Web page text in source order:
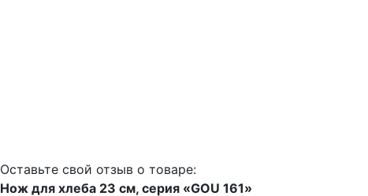
Оставьте свой отзыв о товаре:
Нож для хлеба 23 см, серия «GOU 161»